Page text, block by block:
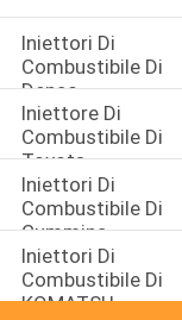
Iniettori Di
Combustibile Di
Denso
Iniettore Di
Combustibile Di
Toyota
Iniettori Di
Combustibile Di
Cummins
Iniettori Di
Combustibile Di
KOMATSU